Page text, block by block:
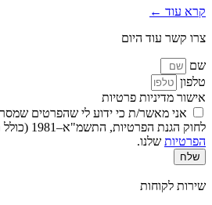
קרא עוד ←
צרו קשר עוד היום
שם
טלפון
אישור מדיניות פרטיות
אני מאשר/ת כי ידוע לי שהפרטים
לחוק הגנת הפרטיות, התשמ"א–1981 (כולל תיקון 13), ובהתאם ל
הפרטיות שלנו.
שלח
שירות לקוחות